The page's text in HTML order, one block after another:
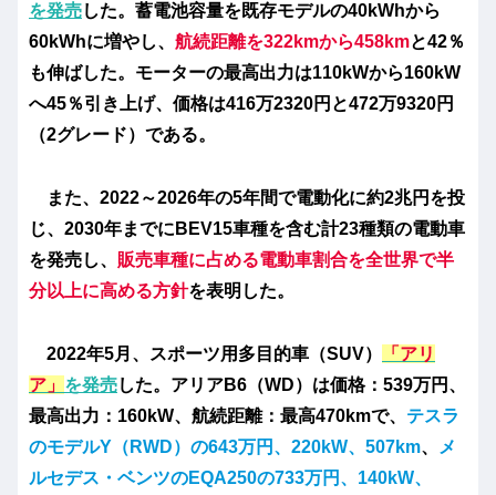
を発売した。蓄電池容量を既存モデルの40kWhから
60kWhに増やし、 航続距離を322kmから458kmと42％
も伸ばした。モーターの最高出力は110kWから160kW
へ45％引き上げ、価格は416万2320円と472万9320円
（2グレード）である。
また、2022～2026年の5年間で電動化に約2兆円を投
じ、2030年までにBEV15車種を含む計23種類の電動車
を発売し、 販売車種に占める電動車割合を全世界で半
分以上に高める方針を表明した。
2022年5月、スポーツ用多目的車（SUV）
「アリ
ア」 を発売した。アリアB6（WD）は価格：539万円、
最高出力：160kW、航続距離：最高470kmで、 テスラ
のモデルY（RWD）の643万円、220kW、507km、
メ
ルセデス・ベンツのEQA250の733万円、140kW、